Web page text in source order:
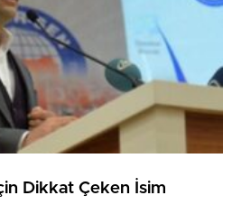
Dikkat Çeken İsim